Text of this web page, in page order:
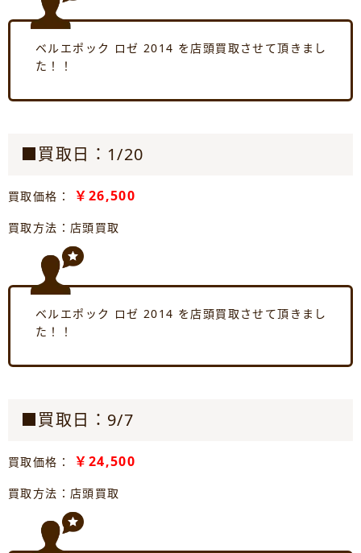
ベルエポック ロゼ 2014 を店頭買取させて頂きまし
た！！
■買取日：1/20
買取価格： ￥26,500
買取方法：店頭買取
ベルエポック ロゼ 2014 を店頭買取させて頂きまし
た！！
■買取日：9/7
買取価格： ￥24,500
買取方法：店頭買取